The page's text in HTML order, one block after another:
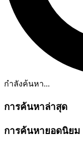
กำลังค้นหา...
การค้นหาล่าสุด
การค้นหายอดนิยม